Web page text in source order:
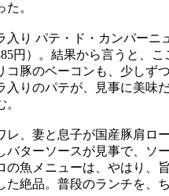
。
入り パテ・ド・カンパー
円）。結果から言うと、
コ豚のベーコンも、少しず
入りのパテが、見事に美味
レ、妻と息子が国産豚肩ロ
バターソースが見事で、ソ
の魚メニューは、やはり、
た絶品。普段のランチを、